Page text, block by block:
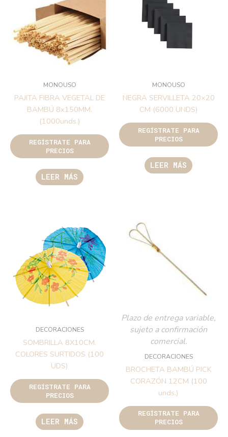
MONOUSO
PAJITA FIBRA VEGETAL DE
BAMBÚ 8x150MM.
(1000unds.)
REGÍSTRATE PARA
PRECIOS
LEER MÁS
MONOUSO
NEGRA SERVILLETA 20×20
CM (6000 UNDS)
REGÍSTRATE PARA
PRECIOS
LEER MÁS
DECORACIONES
SOMBRILLA 8X10CM.
COLORES SURTIDOS (100
UDS)
REGÍSTRATE PARA
PRECIOS
LEER MÁS
Plazo de entrega variable,
sujeto a confirmación
comercial.
DECORACIONES
BROCHETA BAMBÚ PICK
CORAZÓN 12CM (100
unds.)
REGÍSTRATE PARA
PRECIOS